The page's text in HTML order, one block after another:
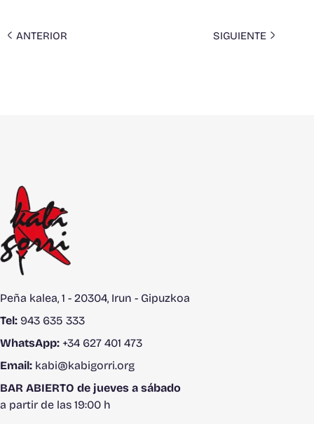
ANTERIOR SIGUIENTE
Peña kalea, 1 - 20304, Irun - Gipuzkoa
Tel: 943 635 333
WhatsApp: +34 627 401 473
Email: kabi@kabigorri.org
BAR ABIERTO de jueves a sábado
a partir de las 19:00 h